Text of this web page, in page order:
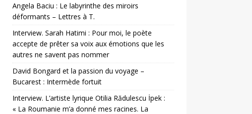
Angela Baciu : Le labyrinthe des miroirs
déformants – Lettres à T.
Interview. Sarah Hatimi : Pour moi, le poète
accepte de prêter sa voix aux émotions que les
autres ne savent pas nommer
David Bongard et la passion du voyage –
Bucarest : Intermède fortuit
Interview. L’artiste lyrique Otilia Rădulescu İpek :
« La Roumanie m’a donné mes racines. La